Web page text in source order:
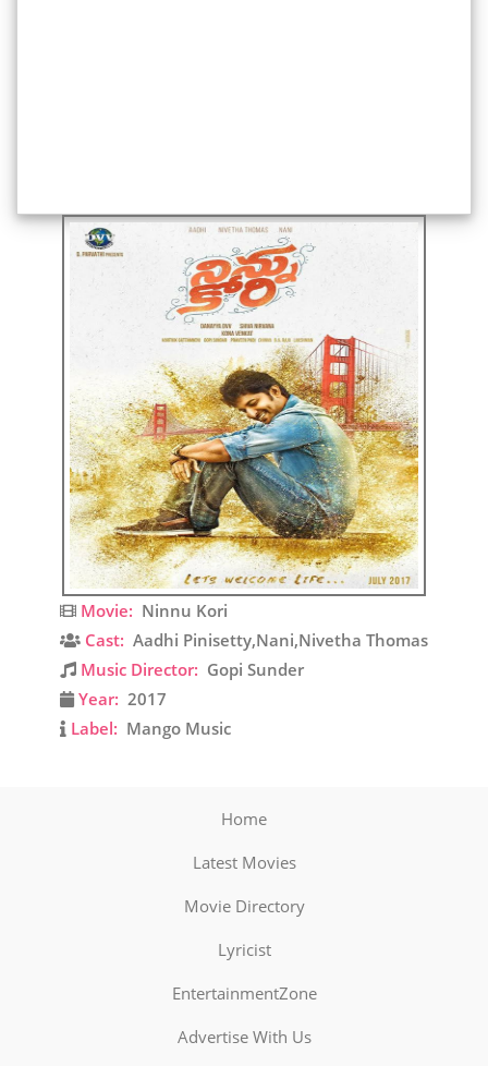
Movie: Ninnu Kori
Cast: Aadhi Pinisetty,Nani,Nivetha Thomas
Music Director: Gopi Sunder
Year: 2017
Label: Mango Music
Home
Latest Movies
Movie Directory
Lyricist
EntertainmentZone
Advertise With Us